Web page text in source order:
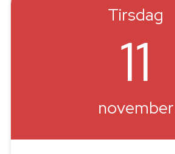
Tirsdag
11
november